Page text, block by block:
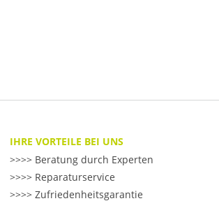
IHRE VORTEILE BEI UNS
>> Beratung durch Experten
>> Reparaturservice
>> Zufriedenheitsgarantie